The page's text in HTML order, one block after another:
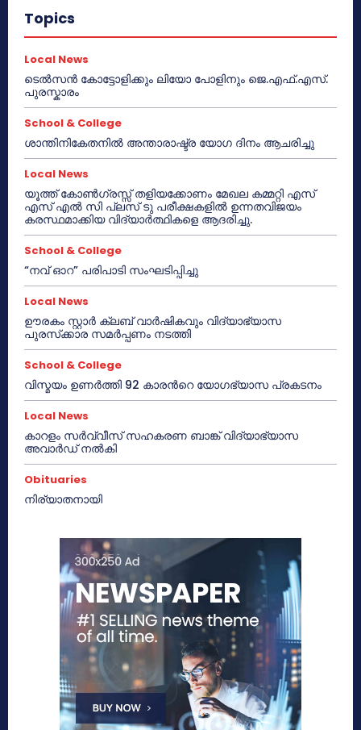
Topics
Local News
ടെൽസൻ കോട്ടോളിക്കും ലിയോ പോളിനും ജെ.എഫ്.എസ്.
പുരസ്കാരം
School & College
ശാന്തിനികേതനിൽ അന്താരാഷ്ട്ര യോഗ ദിനം ആചരിച്ചു
Local News
യൂത്ത് കോൺഗ്രസ്സ് തളിയക്കോണം മേഖല കമ്മറ്റി എസ്
എസ് എൽ സി പ്ലസ് ടു പരീക്ഷകളിൽ ഉന്നതവിജയം
കരസ്ഥമാക്കിയ വിദ്യാർത്ഥികളെ ആദരിച്ചു.
School & College
“നവ് ഓറ” പരിപാടി സംഘടിപ്പിച്ചു
Local News
ഊരകം സ്റ്റാർ ക്ലബ് വാർഷികവും വിദ്യാഭ്യാസ
പുരസ്‌ക്കാര സമർപ്പണം നടത്തി
School & College
വിസ്മയം ഉണർത്തി 92 കാരൻറെ യോഗഭ്യാസ പ്രകടനം
Local News
കാറളം സർവ്വീസ് സഹകരണ ബാങ്ക് വിദ്യാഭ്യാസ
അവാർഡ് നൽകി
Obituaries
നിര്യാതനായി